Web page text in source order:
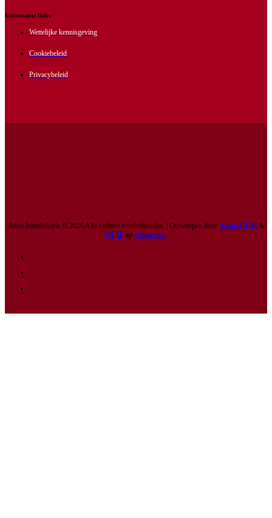
Interessante links
Wettelijke kennisgeving
Cookiebeleid
Privacybeleid
Atina Inmobiliaria © 2026 Alle rechten voorbehouden. | Ontworpen door Avant CEM &
DCIPop denia.com